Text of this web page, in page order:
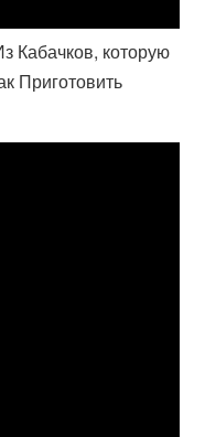
Кабачков, которую
Приготовить